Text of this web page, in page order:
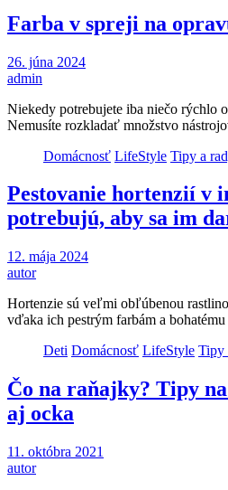
Farba v spreji na
26. júna 2024
admin
Niekedy potrebujete iba niečo rýchlo
Nemusíte rozkladať množstvo
Domácnosť LifeStyle Tipy a
Pestovanie hortenzií v
potrebujú, aby sa im
12. mája 2024
autor
Hortenzie sú veľmi obľúbenou
vďaka ich pestrým farbám a
Deti Domácnosť LifeStyle Tipy
Čo na raňajky? Tipy
aj ocka
11. októbra 2021
autor